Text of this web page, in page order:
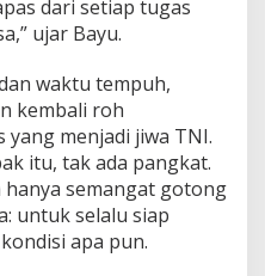
dari setiap tugas
ujar Bayu.
waktu tempuh,
kembali roh
yang menjadi jiwa TNI.
itu, tak ada pangkat.
hanya semangat gotong
untuk selalu siap
apa pun.